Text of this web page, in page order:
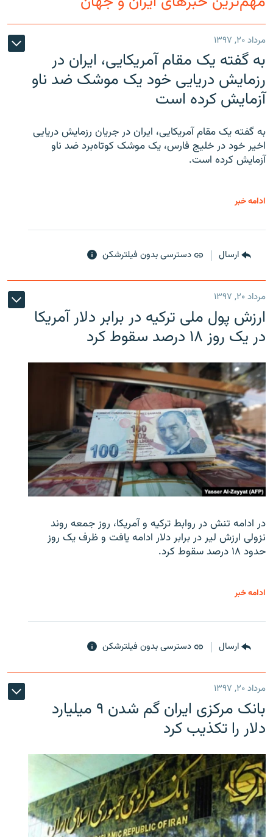
مرداد ۲۰, ۱۳۹۷
به گفته یک مقام آمریکایی، ایران در
رزمایش دریایی خود یک موشک ضد ناو
آزمایش کرده است
به گفته یک مقام آمریکایی، ایران در جریان رزمایش دریایی
اخیر خود در خلیج فارس، یک موشک کوتاه‌برد ضد ناو
آزمایش کرده است.
ادامه خبر
ارسال دسترسی بدون فیلترشکن
مرداد ۲۰, ۱۳۹۷
ارزش پول ملی ترکیه در برابر دلار آمریکا
در یک روز ۱۸ درصد سقوط کرد
در ادامه تنش در روابط ترکیه و آمریکا، روز جمعه روند
نزولی ارزش لیر در برابر دلار ادامه یافت و ظرف یک روز
حدود ۱۸ درصد سقوط کرد.
ادامه خبر
ارسال دسترسی بدون فیلترشکن
مرداد ۲۰, ۱۳۹۷
بانک مرکزی ایران گم شدن ۹ میلیارد
دلار را تکذیب کرد